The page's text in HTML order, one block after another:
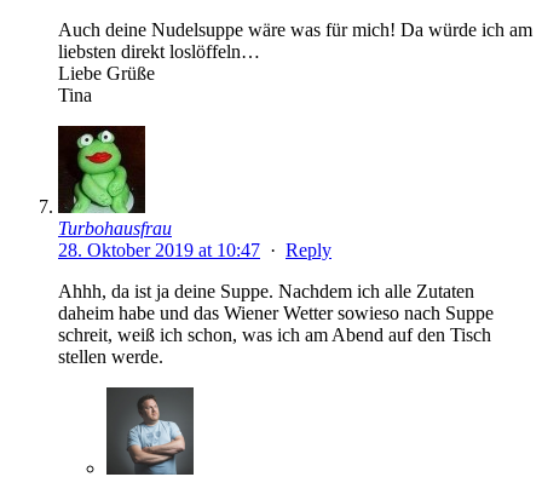
Auch deine Nudelsuppe wäre was für mich! Da würde ich am
liebsten direkt loslöffeln…
Liebe Grüße
Tina
Turbohausfrau
28. Oktober 2019 at 10:47 · Reply
Ahhh, da ist ja deine Suppe. Nachdem ich alle Zutaten
daheim habe und das Wiener Wetter sowieso nach Suppe
schreit, weiß ich schon, was ich am Abend auf den Tisch
stellen werde.